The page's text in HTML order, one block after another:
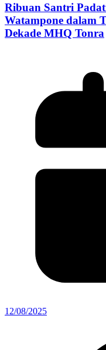
Ribuan Santri
Watampone dalam
Dekade MHQ Tonra
12/08/2025